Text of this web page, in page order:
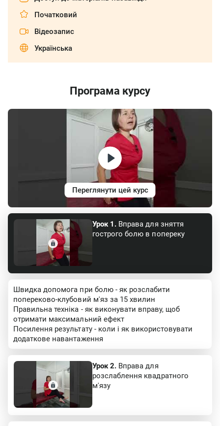
Початковий
Відеозапис
Українська
Програма курсу
Переглянути цей курс
Урок 1. Вправа для зняття
гострого болю в попереку
Швидка допомога при болю - як розслабити
попереково-клубовий м'яз за 15 хвилин
Правильна техніка - як виконувати вправу, щоб
отримати максимальний ефект
Посилення результату - коли і як використовувати
додаткове навантаження
Урок 2. Вправа для
розслаблення квадратного
м'язу